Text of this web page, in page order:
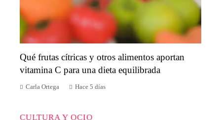
Qué frutas cítricas y otros alimentos aportan
vitamina C para una dieta equilibrada
Carla Ortega Hace 5 días
CULTURA Y OCIO